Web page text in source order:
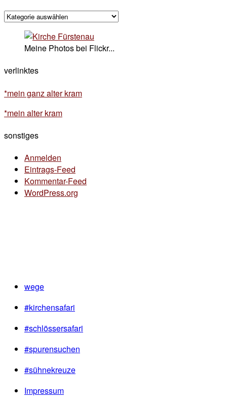
kategorisches
Meine Photos bei Flickr...
verlinktes
*mein ganz alter kram
*mein alter kram
sonstiges
Anmelden
Eintrags-Feed
Kommentar-Feed
WordPress.org
wege
#kirchensafari
#schlössersafari
#spurensuchen
#sühnekreuze
Impressum